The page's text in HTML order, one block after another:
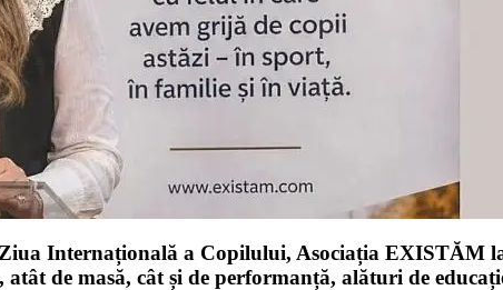
Internațională a Copilului, Asociația EXISTĂM
de masă, cât și de performanță, alături de